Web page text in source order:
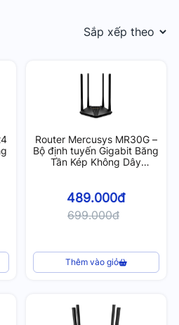
Router Mercusys MR30G –
Bộ định tuyến Gigabit Băng
Tần Kép Không Dây
489.000đ
699.000đ
Thêm vào giỏ